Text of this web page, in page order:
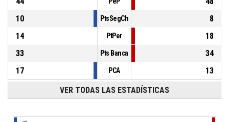
10
PtsSegCh
8
14
PtPer
18
33
Pts Banca
34
17
PCA 13
VER TODAS LAS ESTADÍSTICAS